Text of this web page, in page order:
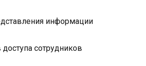
информации
сотрудников